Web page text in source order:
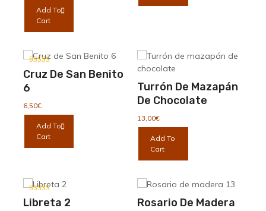
Add To
Cart
Cruz De San Benito
6
Valorado con
5.00
6,50€
Add To
Cart
Turrón De Mazapán
De Chocolate
13,00€
Add To
Cart
Libreta 2
Valorado con
5.00
Rosario De Madera